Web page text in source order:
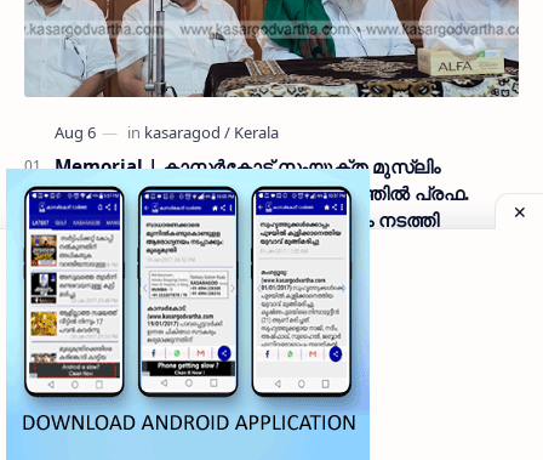
Memorial | കാസർകോട് സംയുക്ത മുസ്ലിം
ജമാഅത്ത് കമ്മിറ്റിയുടെ ആഭിമുഖ്യത്തിൽ പ്രഫ.
ആലിക്കുട്ടി മുസ്ലിയാർ അനുസ്മരണം നടത്തി
● തളങ്കര മാലിക് ദിനാർ വലിയ ജുമുഅത്ത് പള്ളിയിൽ
വെച്ചാണ് പ്രാർഥനാ സദസ്സ് ഒരുക്കിയത് ● സമസ്ത ട്രഷറർ
കൊയ്യോട് ഉമർ മുസ്ലിയാർ പരിപാടിക്ക് നേതൃത്വം
നൽകി കാസ…
Obituary | വീട്ടുജോലി ചെയ്തുകൊണ്ടിരിക്കെ വീട്ടമ്മ
കുഴഞ്ഞുവീണ് മരിച്ചു